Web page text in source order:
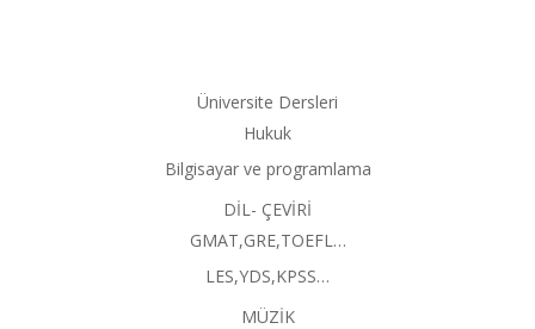
Üniversite Dersleri
Hukuk
Bilgisayar ve programlama
DİL- ÇEVİRİ
GMAT,GRE,TOEFL…
LES,YDS,KPSS…
MÜZİK